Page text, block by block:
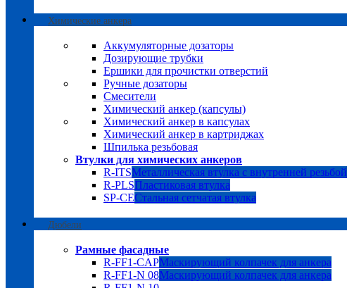
Химические анкера
Аккумуляторные дозаторы
Дозирующие трубки
Ершики для прочистки отверстий
Ручные дозаторы
Смесители
Химический анкер (капсулы)
Химический анкер в капсулах
Химический анкер в картриджах
Шпилька резьбовая
Втулки для химических анкеров
R-ITSМеталлическая втулка с внутренней резьбой
R-PLSПластиковая втулка
SP-CEСтальная сетчатая втулка
Дюбели
Рамные фасадные
R-FF1-CAPМаскирующий колпачек для анкера
R-FF1-N 08Маскирующий колпачек для анкера